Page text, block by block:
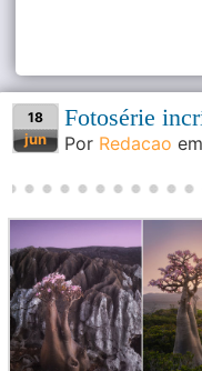
18
jun
Fotosérie
Por Redacao em